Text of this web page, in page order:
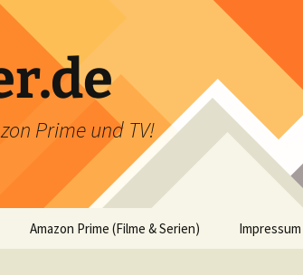
Prime und TV!
Amazon Prime (Filme & Serien) Impressum